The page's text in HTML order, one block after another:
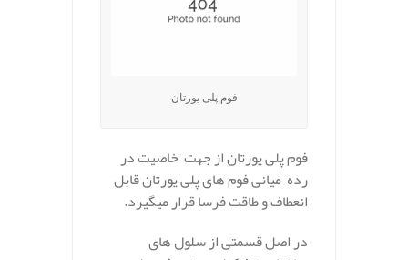
فوم پلی یورتان
فوم پلی یورتان از جهت خاصیت در
رده میانی فوم های پلی یورتان قابل
انعطاف و طاقت فرسا قرار میگیرد.
در اصل قسمتی از سلول های